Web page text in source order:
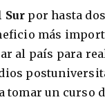
Sur por hasta
más
al país para
tomar un curso